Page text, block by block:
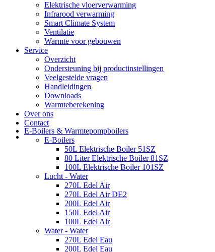
Elektrische vloerverwarming
Infrarood verwarming
Smart Climate System
Ventilatie
Warmte voor gebouwen
Service
Overzicht
Ondersteuning bij productinstellingen
Veelgestelde vragen
Handleidingen
Downloads
Warmteberekening
Over ons
Contact
E-Boilers & Warmtepompboilers
E-Boilers
50L Elektrische Boiler 51SZ
80 Liter Elektrische Boiler 81SZ
100L Elektrische Boiler 101SZ
Lucht - Water
270L Edel Air
270L Edel Air DE2
200L Edel Air
150L Edel Air
100L Edel Air
Water - Water
270L Edel Eau
200L Edel Eau